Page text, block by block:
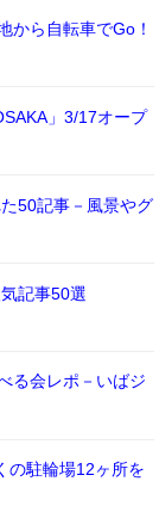
から自転車でGo！
」3/17オープ
50記事－風景やグ
記事50選
る会レポ－いばジ
の駐輪場12ヶ所を